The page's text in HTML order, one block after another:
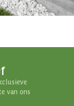
van ons